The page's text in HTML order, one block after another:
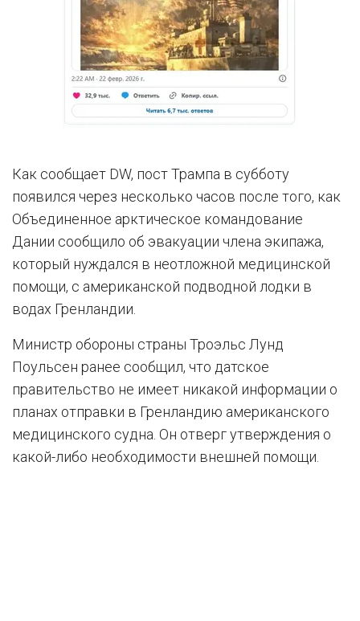
Как сообщает DW, пост Трампа в субботу
появился через несколько часов после того, как
Объединенное арктическое командование
Дании сообщило об эвакуации члена экипажа,
который нуждался в неотложной медицинской
помощи, с американской подводной лодки в
водах Гренландии.
Министр обороны страны Троэльс Лунд
Поульсен ранее сообщил, что датское
правительство не имеет никакой информации о
планах отправки в Гренландию американского
медицинского судна. Он отверг утверждения о
какой-либо необходимости внешней помощи.